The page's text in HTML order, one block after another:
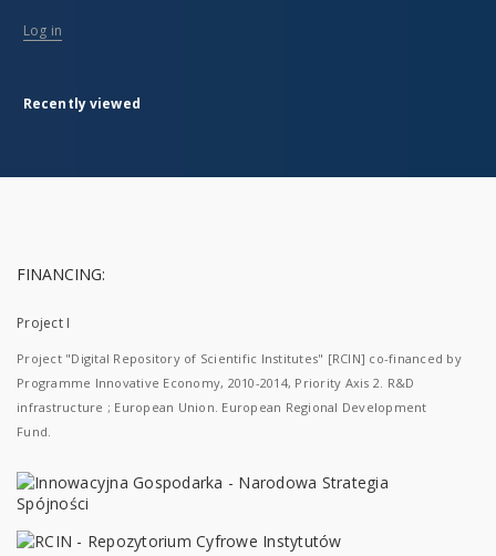
Log in
Recently viewed
FINANCING:
Project I
Project "Digital Repository of Scientific Institutes" [RCIN] co-financed by
Programme Innovative Economy, 2010-2014, Priority Axis 2. R&D
infrastructure ; European Union. European Regional Development
Fund.